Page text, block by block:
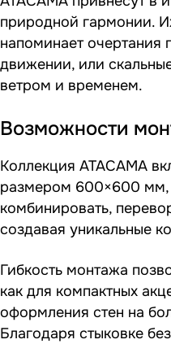
природной гармонии.
напоминает очертания
движении, или
ветром и временем.
Возможности
Коллекция ATACAMA
размером 600×600
комбинировать,
создавая уникальные
Гибкость монтажа
как для компактных
оформления стен на
Благодаря стыковке